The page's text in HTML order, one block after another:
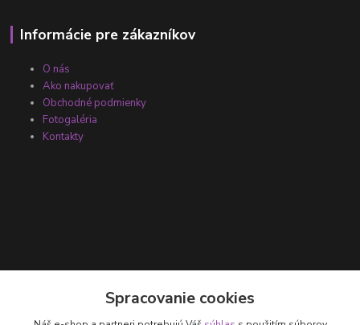
Informácie pre zákazníkov
O nás
Ako nakupovať
Obchodné podmienky
Fotogaléria
Kontakty
Spracovanie cookies